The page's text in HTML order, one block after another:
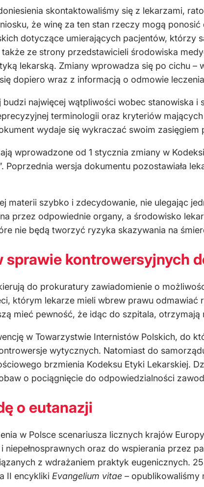
skontaktowaliśmy się z lekarzami,
że winę za ten stan rzeczy mogą
dotyczące umierających pacjentów, którzy
także ze strony przedstawicieli środowiska
lekarską. Zmiany wprowadza się po cichu
dopiero wraz z informacją o odmowie
najwięcej wątpliwości wobec stanowiska i
terminologii oraz kryteriów
wydaje się wykraczać swoim
wprowadzone od 1 stycznia zmiany w
Poprzednia wersja dokumentu pozostawiała
materii szybko i zdecydowanie, nie ulegając
przez odpowiednie organy, a środowisko
nie będą tworzyć ryzyka skazywania na
sprawie kontrowersyjnych
do prokuratury zawiadomienie o
którym lekarze mieli wbrew prawu odmawiać
mieć pewność, że idąc do szpitala,
w Towarzystwie Internistów Polskich, do
wytycznych. Natomiast do
brzmienia Kodeksu Etyki Lekarskiej.
o pociągnięcie do odpowiedzialności
o eutanazji
w Polsce scenariusza licznych krajów
oraz do wspierania przez
z wdrażaniem praktyk eugenicznych.
II encykliki Evangelium vitae – opublikowaliśmy